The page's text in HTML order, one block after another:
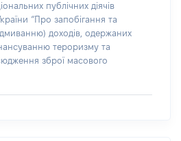
публічних діячів
“Про запобігання та
доходів, одержаних
тероризму та
зброї масового